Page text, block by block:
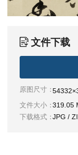
文件下载
原图尺寸：
文件大小：319.05
下载格式：JPG /
家
彩